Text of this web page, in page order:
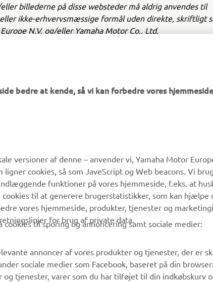
billederne på disse websteder må aldrig anvendes til
ikke-erhvervsmæssige formål uden direkte, skriftligt
N.V. og/eller Yamaha Motor Co., Ltd.
Music
Racing
Motor Global
Kundeservice
Reservedelskatalog
Yamaha-forhandler
Håndtering af
bedre at kende, så vi kan forbedre vores
versioner af denne – anvender vi, Yamaha Motor
cookies, så som JaveScript og Web beacons. Vi
funktioner på vores hjemmeside, f.eks. at
til at generere brugerstatistikker, som kan hjælpe
vores hjemmeside, produkter, tjenester og
for brug af private data.
til sporing og annoncering samt sociale medier:
annoncer af vores produkter og tjenester, der er
sociale medier som Facebook, baseret på din
tjenester, varer som du har tilføjet til din indkøbskurv